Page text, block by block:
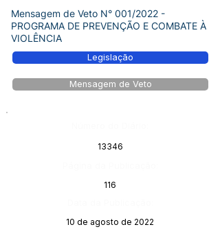
Mensagem de Veto N° 001/2022 -
PROGRAMA DE PREVENÇÃO E COMBATE À
VIOLÊNCIA
Legislação
Mensagem de Veto
13346
116
10 de agosto de 2022